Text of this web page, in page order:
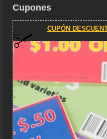
Cupones
CUPÓN